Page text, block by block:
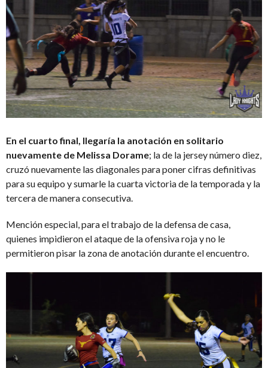
En el cuarto final, llegaría la anotación en solitario
nuevamente de Melissa Dorame; la de la jersey número diez,
cruzó nuevamente las diagonales para poner cifras definitivas
para su equipo y sumarle la cuarta victoria de la temporada y la
tercera de manera consecutiva.
Mención especial, para el trabajo de la defensa de casa,
quienes impidieron el ataque de la ofensiva roja y no le
permitieron pisar la zona de anotación durante el encuentro.